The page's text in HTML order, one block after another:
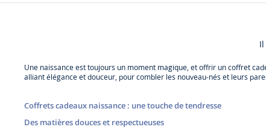
Une naissance est toujours un moment magique, et offrir un coffret
alliant élégance et douceur, pour combler les nouveau-nés et leurs
Coffrets cadeaux naissance : une touche de tendresse
Des matières douces et respectueuses